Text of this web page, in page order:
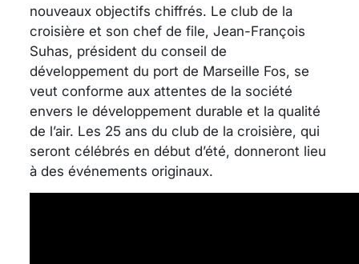
nouveaux objectifs chiffrés. Le club de la
croisière et son chef de file, Jean-François
Suhas, président du conseil de
développement du port de Marseille Fos, se
veut conforme aux attentes de la société
envers le développement durable et la qualité
de l’air. Les 25 ans du club de la croisière, qui
seront célébrés en début d’été, donneront lieu
à des événements originaux.